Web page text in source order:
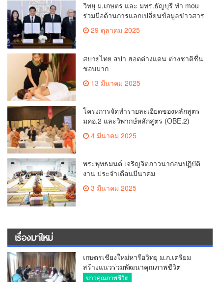
วิทยุ ม.เกษตร และ มทร.ธัญบุรี ทำ mou
ร่วมมือด้านการแลกเปลี่ยนข้อมูลข่าวสาร
เพื่อถ่ายทอดองค์ความรู้ดีๆสู่ประชาชนให้
ครอบคลุม
29 ตุลาคม 2025
สบายไทย สปา ฮอตต่างแดน ต่างชาติชื่น
ชอบมาก
13 มีนาคม 2025
โครงการจัดทำรายละเอียดของหลักสูตร
มคอ.2 และวิพากษ์หลักสูตร (OBE.2)
4 มีนาคม 2025
พระพุทธมนต์ เจริญจิตภาวนาก่อนปฏิบัติ
งาน ประจำเดือนมีนาคม
3 มีนาคม 2025
เรื่องมาใหม่
เกษตรเชียงใหม่หารือวิทยุ ม.ก.เตรียม
สร้างแนวร่วมพัฒนาคุณภาพชีวิต
เกษตรกร สื่อสารข้อมูลถูกต้องขับเคลื่อน
ข่าวคุณภาพชีวิต